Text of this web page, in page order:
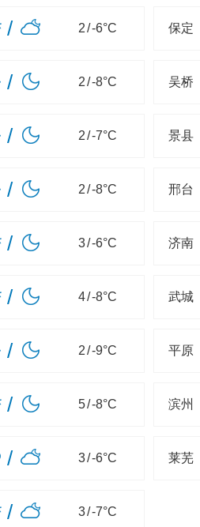
/ 2/-6°C 保定
/ 2/-8°C 吴桥
/ 2/-7°C 景县
/ 2/-8°C 邢台
/ 3/-6°C 济南
/ 4/-8°C 武城
/ 2/-9°C 平原
/ 5/-8°C 滨州
/ 3/-6°C 莱芜
/ 3/-7°C